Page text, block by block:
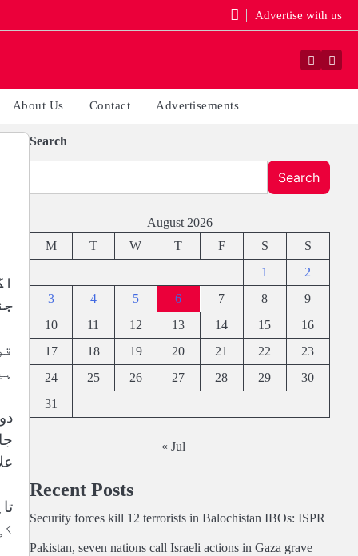
Advertise with us
Facebook
About Us Contact Advertisements
Search
Search
August 2026
M
T W T F S
S
1
2
3
4 5 6 7 8
9
10
11 12 13 14 15
16
17
18 19 20 21 22
23
24
25 26 27 28 29
30
31
« Jul
Recent Posts
Security forces kill 12 terrorists in Balochistan IBOs: ISPR
Pakistan, seven nations call Israeli actions in Gaza grave